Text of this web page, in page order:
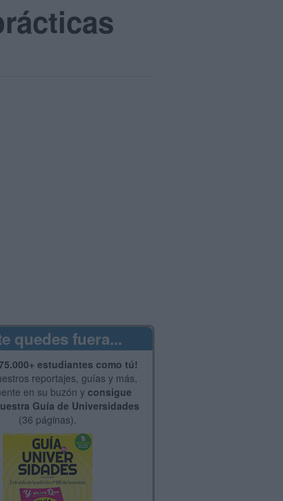
quedes fuera...
estudiantes como tú!
reportajes, guías y más,
en su buzón yconsigue
Guía de Universidades
(36 páginas).